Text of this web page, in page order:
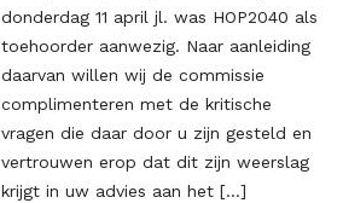
donderdag 11 april jl. was HOP2040 als
toehoorder aanwezig. Naar aanleiding
daarvan willen wij de commissie
complimenteren met de kritische
vragen die daar door u zijn gesteld en
vertrouwen erop dat dit zijn weerslag
krijgt in uw advies aan het […]